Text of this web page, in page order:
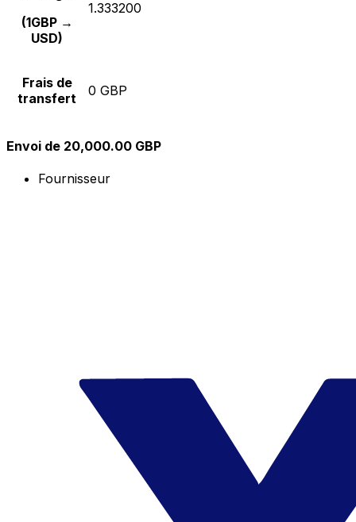
(1GBP →
USD)
1.333200
Frais de
transfert
0 GBP
Envoi de 20,000.00 GBP
Fournisseur